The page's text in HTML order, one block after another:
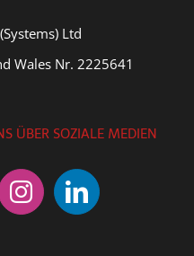
Ltd
Wales Nr. 2225641
ÜBER SOZIALE MEDIEN